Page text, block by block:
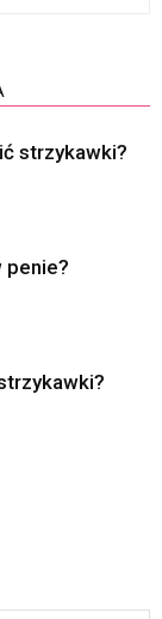
strzykawki?
penie?